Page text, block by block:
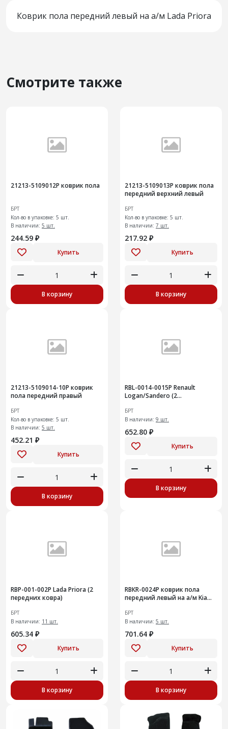
Коврик пола передний левый на а/м Lada Priora
Смотрите также
21213-5109012Р коврик пола
БРТ
Кол-во в упаковке: 5 шт.
В наличии: 5 шт.
244.59 ₽
Купить
В корзину
21213-5109013Р коврик пола
передний верхний левый
БРТ
Кол-во в упаковке: 5 шт.
В наличии: 7 шт.
217.92 ₽
Купить
В корзину
21213-5109014-10Р коврик
пола передний правый
БРТ
Кол-во в упаковке: 5 шт.
В наличии: 5 шт.
452.21 ₽
Купить
В корзину
RВL-0014-0015Р Renault
Logan/Sandero (2
БРТ
В наличии: 9 шт.
652.80 ₽
Купить
В корзину
RВР-001-002Р Lada Priora (2
передних ковра)
БРТ
В наличии: 11 шт.
605.34 ₽
Купить
В корзину
RВКR-0024Р коврик пола
передний левый на а/м Kia
БРТ
В наличии: 5 шт.
701.64 ₽
Купить
В корзину